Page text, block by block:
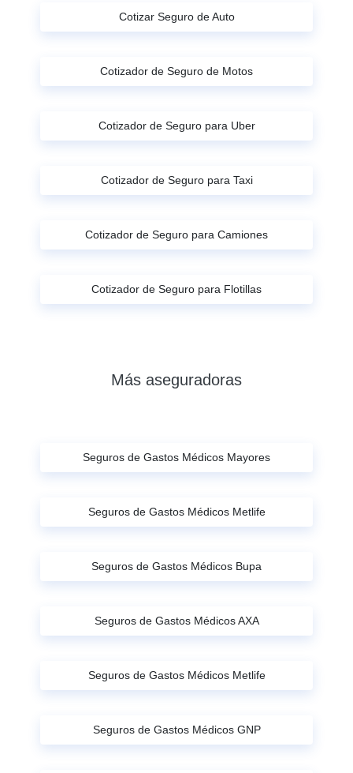
Cotizar Seguro de Auto
Cotizador de Seguro de Motos
Cotizador de Seguro para Uber
Cotizador de Seguro para Taxi
Cotizador de Seguro para Camiones
Cotizador de Seguro para Flotillas
Más aseguradoras
Seguros de Gastos Médicos Mayores
Seguros de Gastos Médicos Metlife
Seguros de Gastos Médicos Bupa
Seguros de Gastos Médicos AXA
Seguros de Gastos Médicos Metlife
Seguros de Gastos Médicos GNP